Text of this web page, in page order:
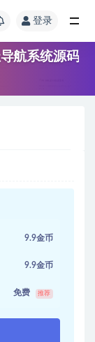
登录
航系统源码
9.9金币
9.9金币
免费 推荐